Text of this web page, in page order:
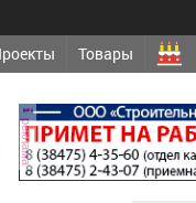
Товары
реклама